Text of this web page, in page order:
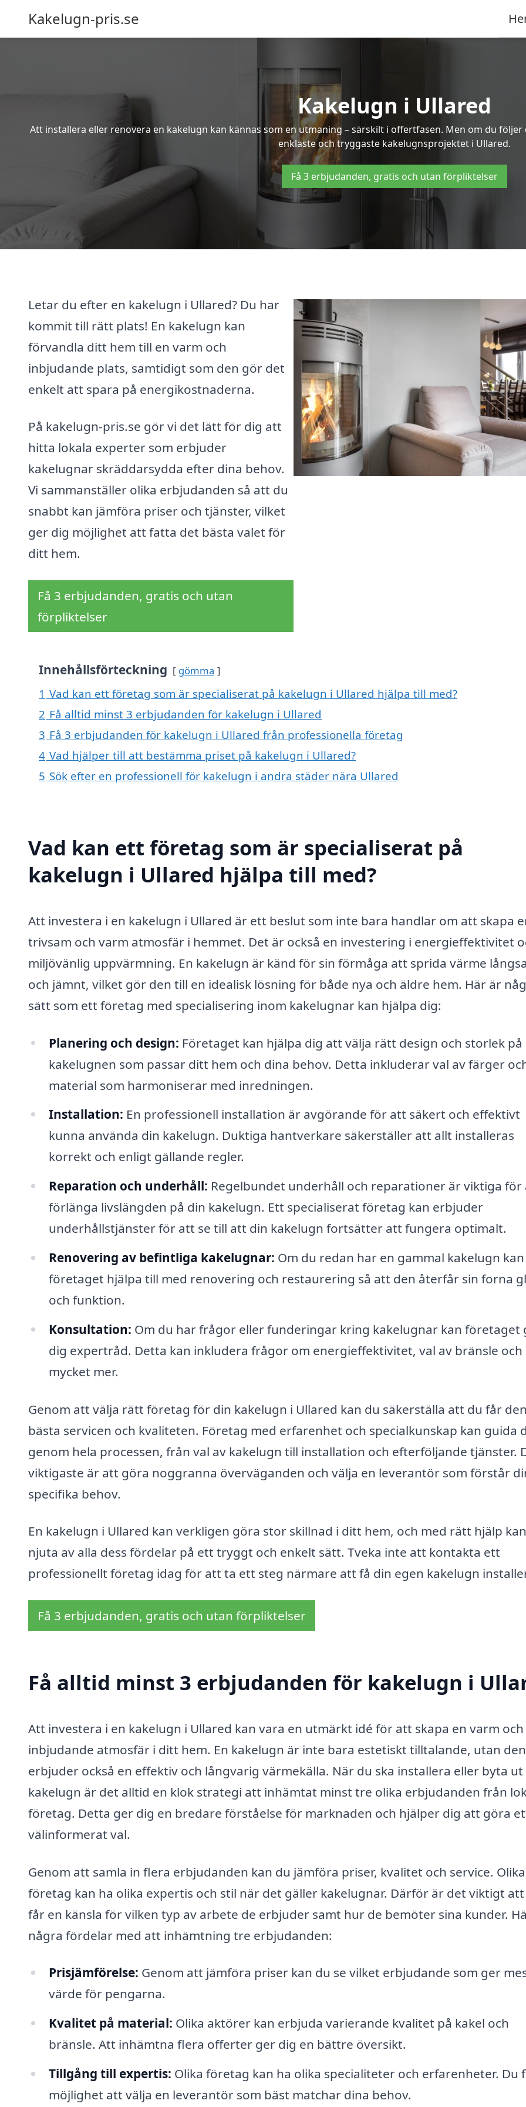
Kakelugn-pris.se
Kakelugn i Ullared
Att installera eller renovera en kakelugn kan kännas som en utmaning – särskilt i offertfasen. Men om du
enklaste och tryggaste kakelugnsprojektet i Ullared.
Få 3 erbjudanden, gratis och utan förpliktelser
Letar du efter en kakelugn i Ullared? Du har
kommit till rätt plats! En kakelugn kan
förvandla ditt hem till en varm och
inbjudande plats, samtidigt som den gör det
enkelt att spara på energikostnaderna.
På kakelugn-pris.se gör vi det lätt för dig att
hitta lokala experter som erbjuder
kakelugnar skräddarsydda efter dina behov.
Vi sammanställer olika erbjudanden så att du
snabbt kan jämföra priser och tjänster, vilket
ger dig möjlighet att fatta det bästa valet för
ditt hem.
Få 3 erbjudanden, gratis och utan
förpliktelser
Innehållsförteckning gömma
1 Vad kan ett företag som är specialiserat på kakelugn i Ullared hjälpa till med?
2 Få alltid minst 3 erbjudanden för kakelugn i Ullared
3 Få 3 erbjudanden för kakelugn i Ullared från professionella företag
4 Vad hjälper till att bestämma priset på kakelugn i Ullared?
5 Sök efter en professionell för kakelugn i andra städer nära Ullared
Vad kan ett företag som är specialiserat på
kakelugn i Ullared hjälpa till med?
Att investera i en kakelugn i Ullared är ett beslut som inte bara handlar om att skapa
trivsam och varm atmosfär i hemmet. Det är också en investering i energieffektivitet
miljövänlig uppvärmning. En kakelugn är känd för sin förmåga att sprida värme
och jämnt, vilket gör den till en idealisk lösning för både nya och äldre hem. Här är
sätt som ett företag med specialisering inom kakelugnar kan hjälpa dig:
Planering och design: Företaget kan hjälpa dig att välja rätt design och storlek på
kakelugnen som passar ditt hem och dina behov. Detta inkluderar val av färger
material som harmoniserar med inredningen.
Installation: En professionell installation är avgörande för att säkert och effektivt
kunna använda din kakelugn. Duktiga hantverkare säkerställer att allt installeras
korrekt och enligt gällande regler.
Reparation och underhåll: Regelbundet underhåll och reparationer är viktiga för
förlänga livslängden på din kakelugn. Ett specialiserat företag kan erbjuder
underhållstjänster för att se till att din kakelugn fortsätter att fungera optimalt.
Renovering av befintliga kakelugnar: Om du redan har en gammal kakelugn kan
företaget hjälpa till med renovering och restaurering så att den återfår sin forna
och funktion.
Konsultation: Om du har frågor eller funderingar kring kakelugnar kan företaget
dig expertråd. Detta kan inkludera frågor om energieffektivitet, val av bränsle och
mycket mer.
Genom att välja rätt företag för din kakelugn i Ullared kan du säkerställa att du får den
bästa servicen och kvaliteten. Företag med erfarenhet och specialkunskap kan guida
genom hela processen, från val av kakelugn till installation och efterföljande tjänster.
viktigaste är att göra noggranna överväganden och välja en leverantör som förstår
specifika behov.
En kakelugn i Ullared kan verkligen göra stor skillnad i ditt hem, och med rätt hjälp
njuta av alla dess fördelar på ett tryggt och enkelt sätt. Tveka inte att kontakta ett
professionellt företag idag för att ta ett steg närmare att få din egen kakelugn
Få 3 erbjudanden, gratis och utan förpliktelser
Få alltid minst 3 erbjudanden för kakelugn i
Att investera i en kakelugn i Ullared kan vara en utmärkt idé för att skapa en varm och
inbjudande atmosfär i ditt hem. En kakelugn är inte bara estetiskt tilltalande, utan den
erbjuder också en effektiv och långvarig värmekälla. När du ska installera eller byta ut
kakelugn är det alltid en klok strategi att inhämtat minst tre olika erbjudanden från
företag. Detta ger dig en bredare förståelse för marknaden och hjälper dig att göra
välinformerat val.
Genom att samla in flera erbjudanden kan du jämföra priser, kvalitet och service. Olika
företag kan ha olika expertis och stil när det gäller kakelugnar. Därför är det viktigt
får en känsla för vilken typ av arbete de erbjuder samt hur de bemöter sina kunder.
några fördelar med att inhämtning tre erbjudanden:
Prisjämförelse: Genom att jämföra priser kan du se vilket erbjudande som ger
värde för pengarna.
Kvalitet på material: Olika aktörer kan erbjuda varierande kvalitet på kakel och
bränsle. Att inhämtna flera offerter ger dig en bättre översikt.
Tillgång till expertis: Olika företag kan ha olika specialiteter och erfarenheter. Du
möjlighet att välja en leverantör som bäst matchar dina behov.